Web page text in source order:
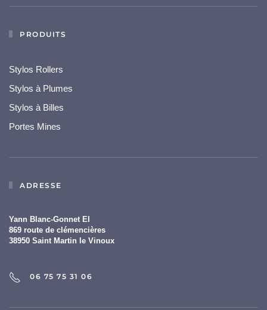
PRODUITS
Stylos Rollers
Stylos à Plumes
Stylos à Billes
Portes Mines
ADRESSE
Yann Blanc-Gonnet EI
869 route de clémencières
38950 Saint Martin le Vinoux
06 75 75 31 06